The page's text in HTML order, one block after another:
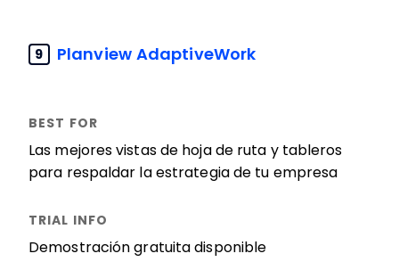
9 Planview AdaptiveWork
Las mejores vistas de hoja de ruta y tableros
para respaldar la estrategia de tu empresa
Demostración gratuita disponible